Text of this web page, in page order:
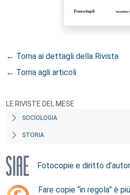
← Torna ai dettagli della Rivista
← Torna agli articoli
LE RIVISTE DEL MESE
SOCIOLOGIA
STORIA
Fotocopie e diritto
Fare copie “in regola” è